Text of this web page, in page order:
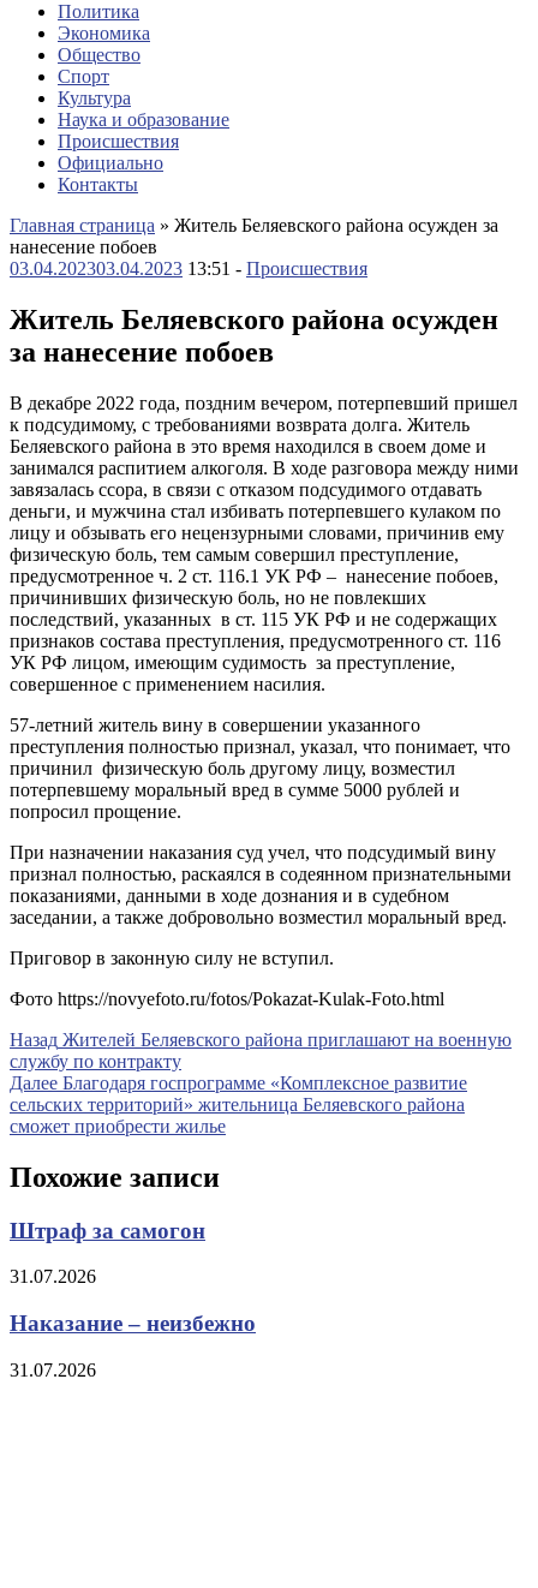
Политика
Экономика
Общество
Спорт
Культура
Наука и образование
Происшествия
Официально
Контакты
Главная страница » Житель Беляевского района осужден за
нанесение побоев
03.04.202303.04.2023 13:51 - Происшествия
Житель Беляевского района осужден
за нанесение побоев
В декабре 2022 года, поздним вечером, потерпевший пришел
к подсудимому, с требованиями возврата долга. Житель
Беляевского района в это время находился в своем доме и
занимался распитием алкоголя. В ходе разговора между ними
завязалась ссора, в связи с отказом подсудимого отдавать
деньги, и мужчина стал избивать потерпевшего кулаком по
лицу и обзывать его нецензурными словами, причинив ему
физическую боль, тем самым совершил преступление,
предусмотренное ч. 2 ст. 116.1 УК РФ – нанесение побоев,
причинивших физическую боль, но не повлекших
последствий, указанных в ст. 115 УК РФ и не содержащих
признаков состава преступления, предусмотренного ст. 116
УК РФ лицом, имеющим судимость за преступление,
совершенное с применением насилия.
57-летний житель вину в совершении указанного
преступления полностью признал, указал, что понимает, что
причинил физическую боль другому лицу, возместил
потерпевшему моральный вред в сумме 5000 рублей и
попросил прощение.
При назначении наказания суд учел, что подсудимый вину
признал полностью, раскаялся в содеянном признательными
показаниями, данными в ходе дознания и в судебном
заседании, а также добровольно возместил моральный вред.
Приговор в законную силу не вступил.
Фото https://novyefoto.ru/fotos/Pokazat-Kulak-Foto.html
Навигация
по
записям
Назад Предыдущая
запись
Жителей Беляевского района приглашают на военную
службу по контракту
Далее Следующая
запись
Благодаря госпрограмме «Комплексное развитие
сельских территорий» жительница Беляевского района
сможет приобрести жилье
Похожие записи
Штраф за самогон
31.07.2026
Наказание – неизбежно
31.07.2026